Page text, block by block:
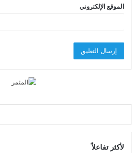
الموقع الإلكتروني
لأكثر تفاعلاً